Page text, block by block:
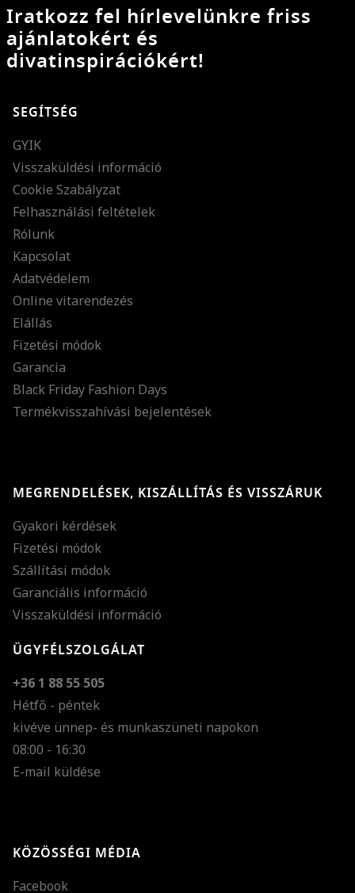
Iratkozz fel hírlevelünkre friss
ajánlatokért és
divatinspirációkért!
SEGÍTSÉG
GYIK
Visszaküldési információ
Cookie Szabályzat
Felhasználási feltételek
Rólunk
Kapcsolat
Adatvédelem
Online vitarendezés
Elállás
Fizetési módok
Garancia
Black Friday Fashion Days
Termékvisszahívási bejelentések
MEGRENDELÉSEK, KISZÁLLÍTÁS ÉS VISSZÁRUK
Gyakori kérdések
Fizetési módok
Szállítási módok
Garanciális információ
Visszaküldési információ
ÜGYFÉLSZOLGÁLAT
+36 1 88 55 505
Hétfő - péntek
kivéve ünnep- és munkaszüneti napokon
08:00 - 16:30
E-mail küldése
KÖZÖSSÉGI MÉDIA
Facebook